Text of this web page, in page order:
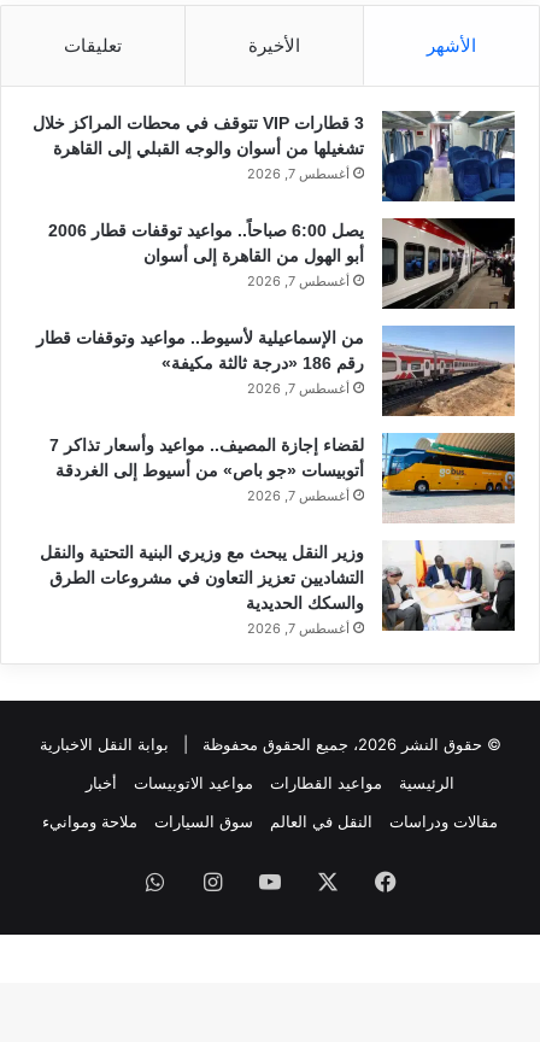
الأشهر الأخيرة تعليقات
3 قطارات VIP تتوقف في محطات المراكز خلال
تشغيلها من أسوان والوجه القبلي إلى القاهرة
أغسطس 7, 2026
أبو الهول من القاهرة إلى أسوان
أغسطس 7, 2026
من الإسماعيلية لأسيوط.. مواعيد وتوقفات قطار
رقم 186 «درجة ثالثة مكيفة»
أغسطس 7, 2026
لقضاء إجازة المصيف.. مواعيد وأسعار تذاكر 7
أتوبيسات «جو باص» من أسيوط إلى الغردقة
أغسطس 7, 2026
وزير النقل يبحث مع وزيري البنية التحتية والنقل
التشاديين تعزيز التعاون في مشروعات الطرق
والسكك الحديدية
أغسطس 7, 2026
© حقوق النشر 2026، جميع الحقوق محفوظة |
بوابة النقل الاخبارية
الرئيسية
مواعيد القطارات مواعيد الاتوبيسات
أخبار
مقالات ودراسات
النقل في العالم سوق السيارات ملاحة وموانيء
فيسبوك ‫YouTubeانستقرام